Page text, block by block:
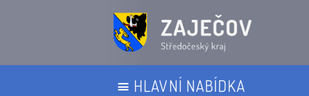
HLAVNÍ NABÍDKA